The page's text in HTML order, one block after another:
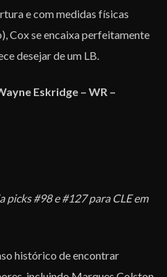
e com medidas físicas
Cox se encaixa perfeitamente
desejar de um LB.
Eskridge – WR –
picks #98 e #127 para CLE em
histórico de encontrar